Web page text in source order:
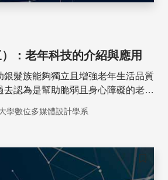
：老年科技的介紹與應用
銀髮族能夠獨立且增強老年生活品質
去認為是幫助脆弱且身心障礙的老年
訊，協助老年人有更佳的生活品
讓銀髮族能長久運用的老年科技產品
學數位多媒體設計學系
儲存